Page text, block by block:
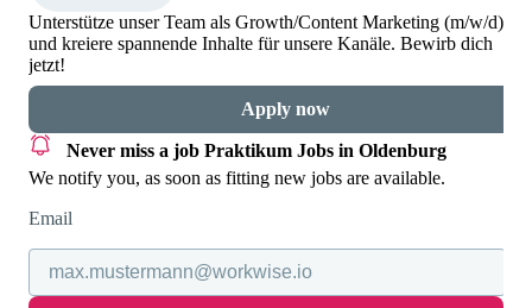
Unterstütze unser Team als Growth/Content Marketing (m/w/d)
und kreiere spannende Inhalte für unsere Kanäle. Bewirb dich
jetzt!
Apply now
Never miss a job Praktikum Jobs in Oldenburg
We notify you, as soon as fitting new jobs are available.
Email